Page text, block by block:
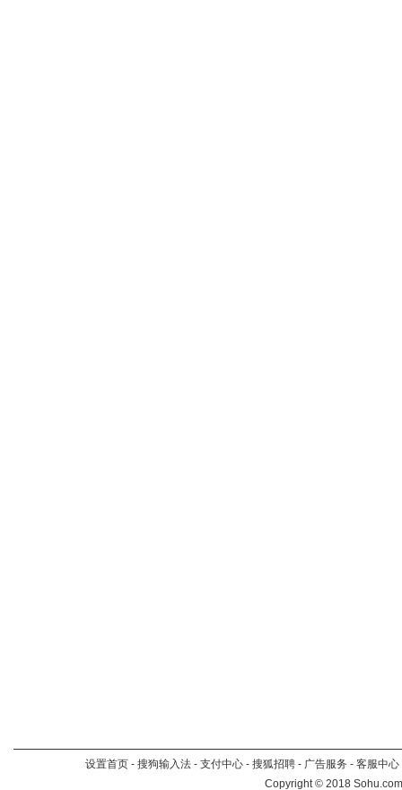
设置首页 - 搜狗输入法 - 支付中心 - 搜狐招聘 - 广告服务 - 客服中心
Copyright©2018